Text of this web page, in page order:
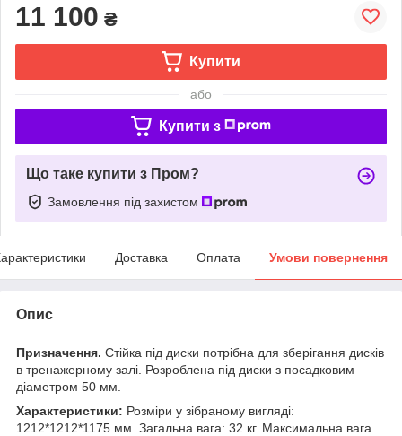
11 100 ₴
Купити
або
Купити з
Що таке купити з Пром?
Замовлення під захистом
Доставка Оплата Умови повернення
Опис
Призначення. Стійка під диски потрібна для зберігання дисків
в тренажерному залі. Розроблена під диски з посадковим
діаметром 50 мм.
Характеристики: Розміри у зібраному вигляді:
1212*1212*1175 мм. Загальна вага: 32 кг. Максимальна вага